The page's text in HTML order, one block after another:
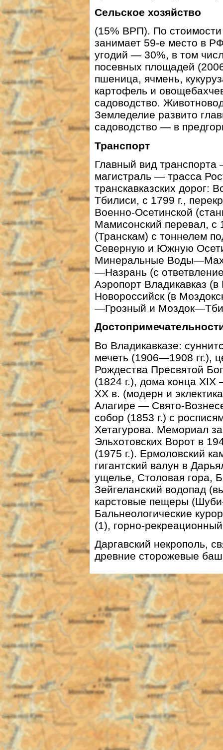
Сельское хозяйство
(15% ВРП). По стоимости
занимает 59-е место в
угодий — 30%, в том
посевных площадей
пшеница, ячмень,
картофель и
садоводство.
Земледелие развито
садоводство — в
Транспорт
Главный вид
магистраль — трасса
транскавказских дорог:
Тбилиси, с 1799 г.,
Военно-Осетинской
Мамисонский перевал, с
(Транскам) с тоннелем
Северную и Южную
Минеральные
—Назрань (с
Аэропорт Владикавказ
Новороссийск (в
—Грозный и
Во Владикавказе:
мечеть (1906—1908 гг.),
Рождества Пресвятой
(1824 г.), дома конца
XX в. (модерн и
Алагире — Свято-
собор (1853 г.) с
Хетагурова. Мемориал
Эльхотовских Ворот в
(1975 г.). Ермоловский
гигантский валун в
ущелье, Столовая гора,
Зейгеланский водопад
карстовые пещеры
Бальнеологические
(1), горно-
Даргавский некрополь,
древние сторожевые